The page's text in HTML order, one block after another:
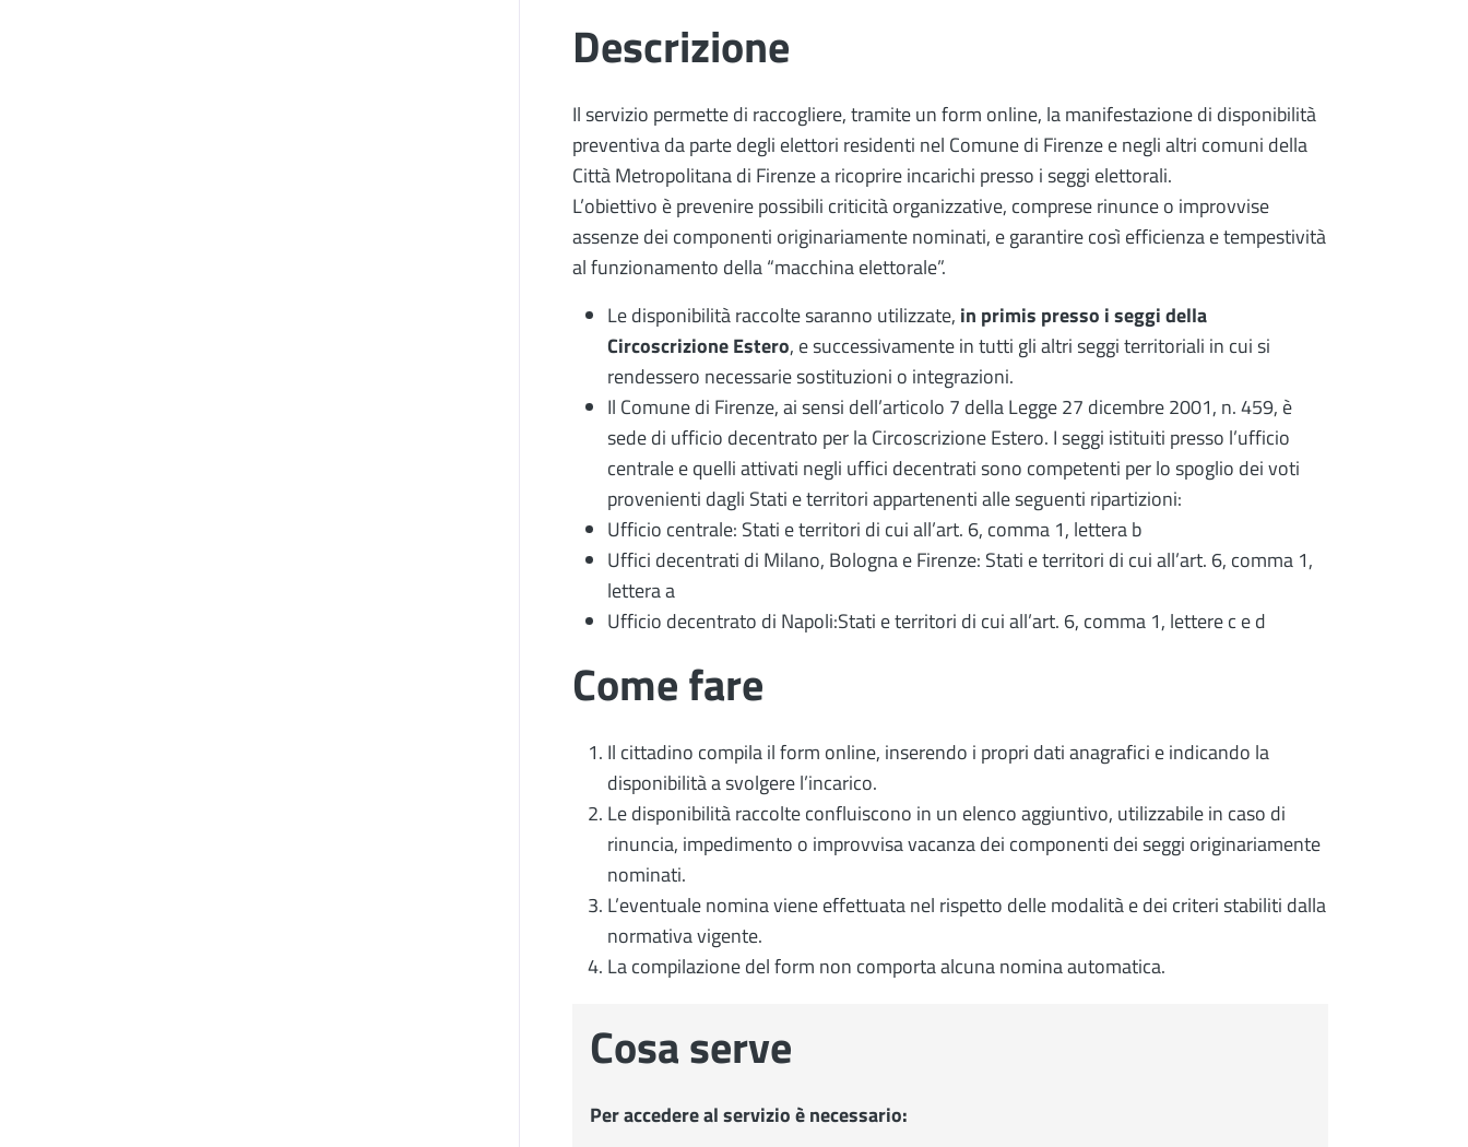
Descrizione
Il servizio permette di raccogliere, tramite un form online, la manifestazione di disponibilità
preventiva da parte degli elettori residenti nel Comune di Firenze e negli altri comuni della
Città Metropolitana di Firenze a ricoprire incarichi presso i seggi elettorali.
L’obiettivo è prevenire possibili criticità organizzative, comprese rinunce o improvvise
assenze dei componenti originariamente nominati, e garantire così efficienza e tempestività
al funzionamento della “macchina elettorale”.
Le disponibilità raccolte saranno utilizzate, in primis presso i seggi della
Circoscrizione Estero, e successivamente in tutti gli altri seggi territoriali in cui si
rendessero necessarie sostituzioni o integrazioni.
Il Comune di Firenze, ai sensi dell’articolo 7 della Legge 27 dicembre 2001, n. 459, è
sede di ufficio decentrato per la Circoscrizione Estero. I seggi istituiti presso l’ufficio
centrale e quelli attivati negli uffici decentrati sono competenti per lo spoglio dei voti
provenienti dagli Stati e territori appartenenti alle seguenti ripartizioni:
Ufficio centrale: Stati e territori di cui all’art. 6, comma 1, lettera b
Uffici decentrati di Milano, Bologna e Firenze: Stati e territori di cui all’art. 6, comma 1,
lettera a
Ufficio decentrato di Napoli:Stati e territori di cui all’art. 6, comma 1, lettere c e d
Come fare
Il cittadino compila il form online, inserendo i propri dati anagrafici e indicando la
disponibilità a svolgere l’incarico.
Le disponibilità raccolte confluiscono in un elenco aggiuntivo, utilizzabile in caso di
rinuncia, impedimento o improvvisa vacanza dei componenti dei seggi originariamente
nominati.
L’eventuale nomina viene effettuata nel rispetto delle modalità e dei criteri stabiliti dalla
normativa vigente.
La compilazione del form non comporta alcuna nomina automatica.
Cosa serve
Per accedere al servizio è necessario: